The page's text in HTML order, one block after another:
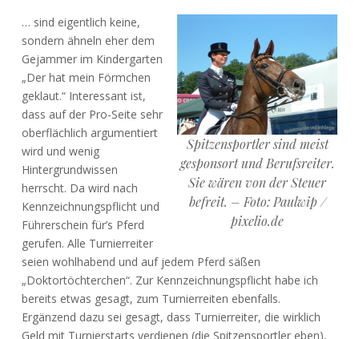
Spitzensportler sind meist
gesponsort und Berufsreiter.
Sie wären von der Steuer
befreit. – Foto: Paulwip /
pixelio.de
… sind eigentlich keine,
sondern ähneln eher dem
Gejammer im Kindergarten
„Der hat mein Förmchen
geklaut.“ Interessant ist,
dass auf der Pro-Seite sehr
oberflächlich argumentiert
wird und wenig
Hintergrundwissen
herrscht. Da wird nach
Kennzeichnungspflicht und
Führerschein für’s Pferd
gerufen. Alle Turnierreiter
seien wohlhabend und auf jedem Pferd säßen
„Doktortöchterchen“. Zur Kennzeichnungspflicht habe ich
bereits etwas gesagt, zum Turnierreiten ebenfalls.
Ergänzend dazu sei gesagt, dass Turnierreiter, die wirklich
Geld mit Turnierstarts verdienen (die Spitzensportler eben),